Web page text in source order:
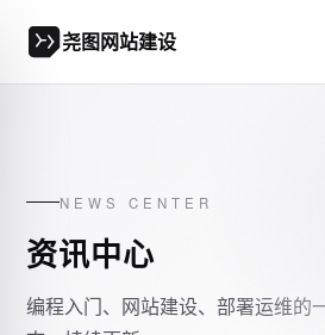
尧图网站建设
NEWS CENTER
资讯中心
编程入门、网站建设、部署运维的